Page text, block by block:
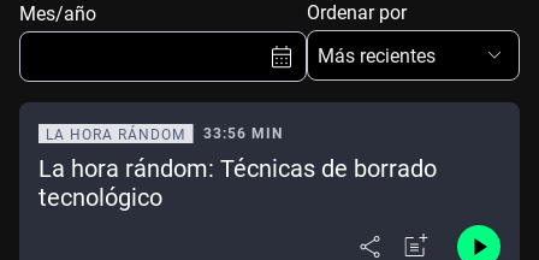
Mes/año
Feb
Ordenar por
Más recientes
LA HORA RÁNDOM 33:56 MIN
La hora rándom: Técnicas de borrado
tecnológico